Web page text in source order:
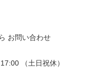
お問い合わせ
（土日祝休）